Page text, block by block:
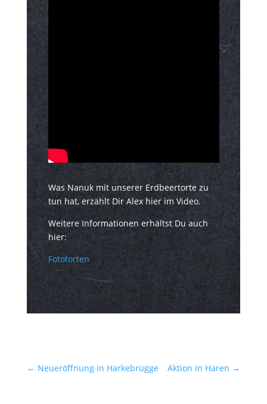
Was Nanuk mit unserer Erdbeertorte zu
tun hat, erzählt Dir Alex hier im Video.
Weitere Informationen erhältst Du auch
hier:
Fototorten
← Neueröffnung in Harkebrügge Aktion in Haren →